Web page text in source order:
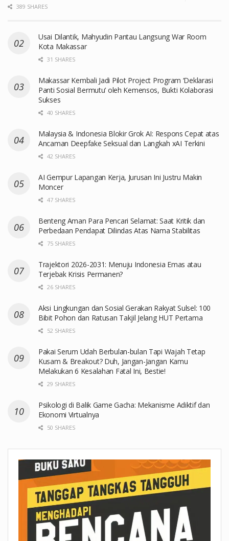
389 SHARES
Usai Dilantik, Mahyudin Pantau Langsung War Room
Kota Makassar
31 SHARES
Makassar Kembali Jadi Pilot Project Program ‘Deklarasi
Panti Sosial Bermutu’ oleh Kemensos, Bukti Kolaborasi
Sukses
40 SHARES
Malaysia & Indonesia Blokir Grok AI: Respons Cepat atas
Ancaman Deepfake Seksual dan Langkah xAI Terkini
42 SHARES
AI Gempur Lapangan Kerja, Jurusan Ini Justru Makin
Moncer
47 SHARES
Benteng Aman Para Pencari Selamat: Saat Kritik dan
Perbedaan Pendapat Dilindas Atas Nama Stabilitas
75 SHARES
Trajektori 2026-2031: Menuju Indonesia Emas atau
Terjebak Krisis Permanen?
26 SHARES
Aksi Lingkungan dan Sosial Gerakan Rakyat Sulsel: 100
Bibit Pohon dan Ratusan Takjil Jelang HUT Pertama
52 SHARES
Pakai Serum Udah Berbulan-bulan Tapi Wajah Tetap
Kusam & Breakout? Duh, Jangan-Jangan Kamu
Melakukan 6 Kesalahan Fatal Ini, Bestie!
29 SHARES
Psikologi di Balik Game Gacha: Mekanisme Adiktif dan
Ekonomi Virtualnya
50 SHARES